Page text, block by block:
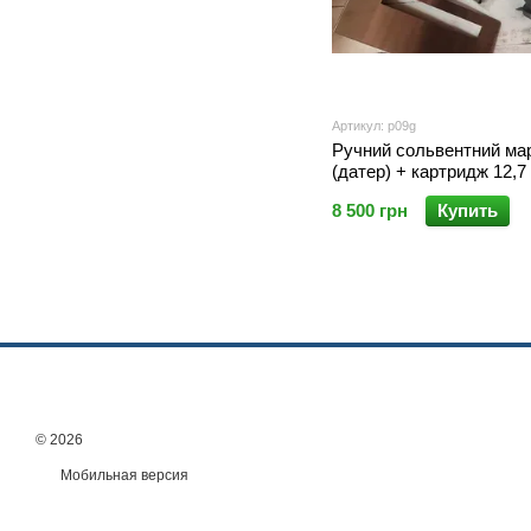
Артикул: p09g
Ручний сольвентний
(датер) + картридж
A — портативний
маркування
8 500 грн Купить
© 2026
Мобильная версия